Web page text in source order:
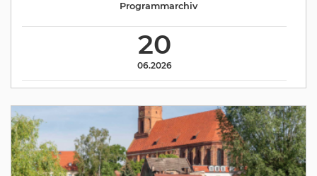
20
06.2026
Programmarchiv